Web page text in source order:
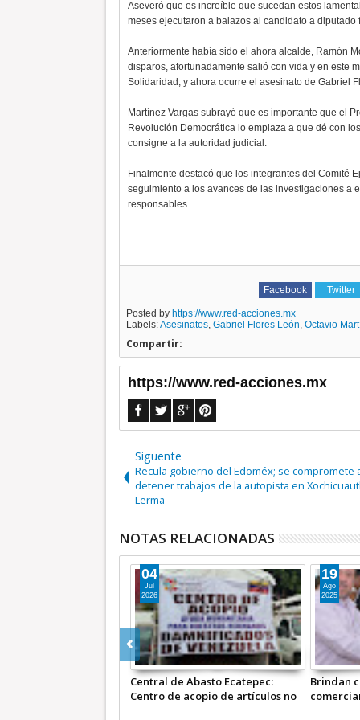
Aseveró que es increíble que sucedan estos
meses ejecutaron a balazos al candidato a
Anteriormente había sido el ahora alcalde, Ramón
disparos, afortunadamente salió con vida y en este
Solidaridad, y ahora ocurre el asesinato de Gabriel
Martínez Vargas subrayó que es importante que el
Revolución Democrática lo emplaza a que dé con
consigne a la autoridad judicial.
Finalmente destacó que los integrantes del Comité
seguimiento a los avances de las investigaciones a
responsables.
Facebook Twitter
Posted by https://www.red-acciones.mx
Labels:Asesinatos, Gabriel Flores León, Octavio
Compartir:
https://www.red-acciones.mx
Siguente
Recula gobierno del Edoméx; se compromete
detener trabajos de la autopista en
Lerma
NOTAS RELACIONADAS
Brindan certeza jurídica a 355
comerciantes de la Central de
Diputado solicita
contra el Fiscal
13
Ago
2025